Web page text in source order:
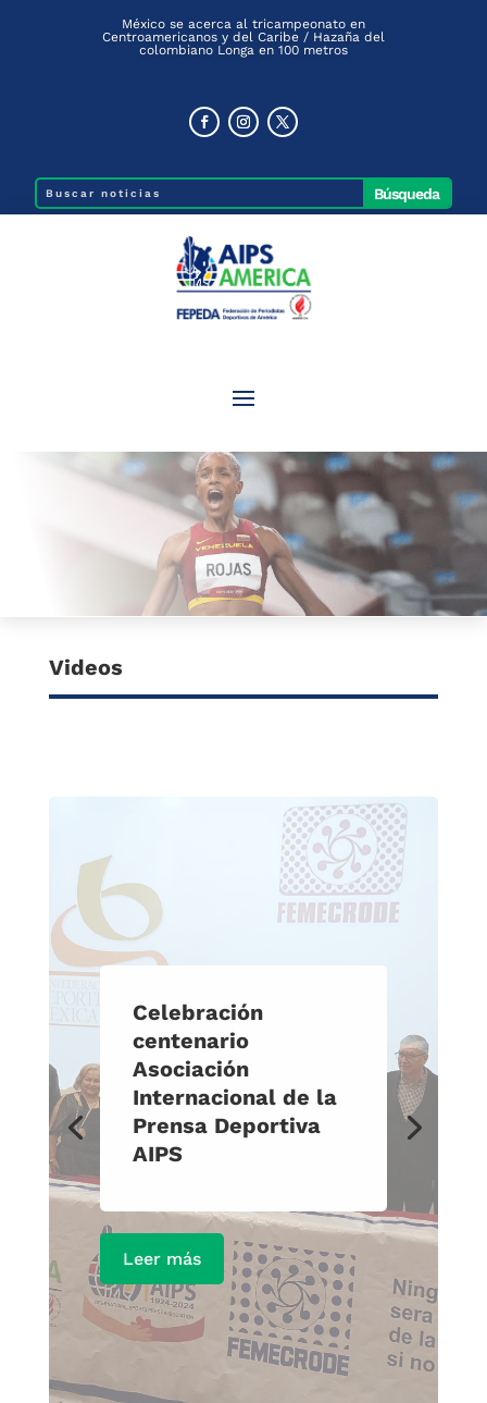
México se acerca al tricampeonato en
Centroamericanos y del Caribe / Hazaña del
colombiano Longa en 100 metros
Videos
Celebración
centenario
Asociación
Internacional de la
Prensa Deportiva
AIPS
Leer más